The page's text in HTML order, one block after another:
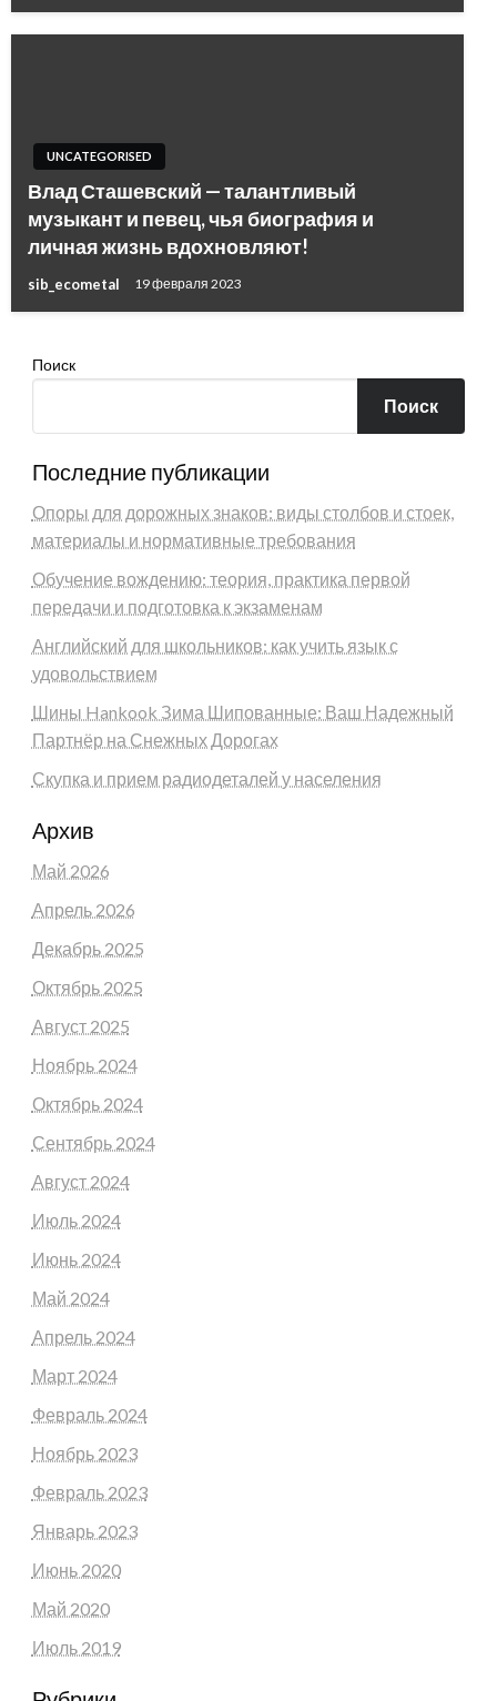
UNCATEGORISED
Влад Сташевский — талантливый
музыкант и певец, чья биография и
личная жизнь вдохновляют!
sib_ecometal 19 февраля 2023
Поиск
Поиск
Последние публикации
Опоры для дорожных знаков: виды столбов и стоек,
материалы и нормативные требования
Обучение вождению: теория, практика первой
передачи и подготовка к экзаменам
Английский для школьников: как учить язык с
удовольствием
Шины Hankook Зима Шипованные: Ваш Надежный
Партнёр на Снежных Дорогах
Скупка и прием радиодеталей у населения
Архив
Май 2026
Апрель 2026
Декабрь 2025
Октябрь 2025
Август 2025
Ноябрь 2024
Октябрь 2024
Сентябрь 2024
Август 2024
Июль 2024
Июнь 2024
Май 2024
Апрель 2024
Март 2024
Февраль 2024
Ноябрь 2023
Февраль 2023
Январь 2023
Июнь 2020
Май 2020
Июль 2019